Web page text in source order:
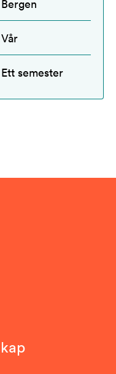
Bergen
Vår
Ett semester